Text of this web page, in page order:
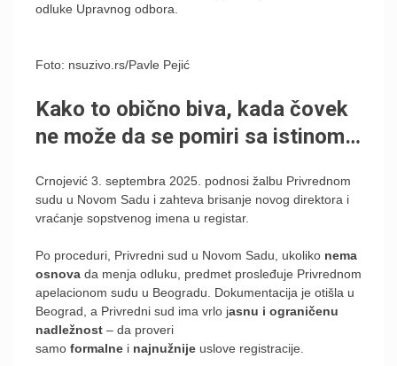
odluke Upravnog odbora.
Foto: nsuzivo.rs/Pavle Pejić
Kako to obično biva, kada čovek
ne može da se pomiri sa istinom…
Crnojević 3. septembra 2025. podnosi žalbu Privrednom
sudu u Novom Sadu i zahteva brisanje novog direktora i
vraćanje sopstvenog imena u registar.
Po proceduri, Privredni sud u Novom Sadu, ukoliko nema
osnova da menja odluku, predmet prosleđuje Privrednom
apelacionom sudu u Beogradu. Dokumentacija je otišla u
Beograd, a Privredni sud ima vrlo jasnu i ograničenu
nadležnost – da proveri
samo formalne i najnužnije uslove registracije.